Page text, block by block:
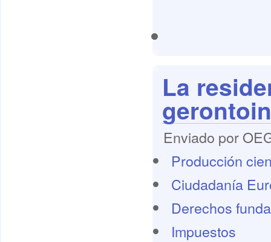
La
Enviado por
Producción
Ciudadanía
Derechos
Impuestos